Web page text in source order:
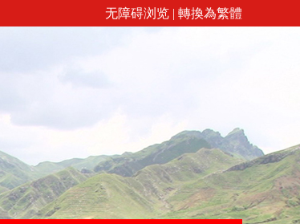
无障碍浏览 | 轉換為繁體